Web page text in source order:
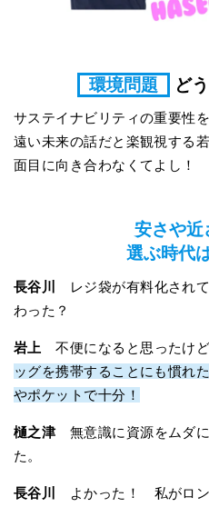
環境問題 ど
サステイナビリティの重要性
遠い未来の話だと楽観視する
面目に向き合わなくてよし！
安さや近
選ぶ時代
長谷川
レジ袋が有料化され
わった？
岩上 不便になると思ったけど
ッグを携帯することにも慣れ
やポケットで十分！
樋之津無意識に資源をムダに
た。
長谷川
よかった！ 私がロン